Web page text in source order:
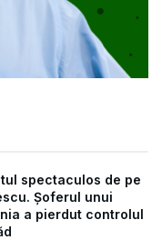
spectaculos de pe
Șoferul unui
a pierdut controlul